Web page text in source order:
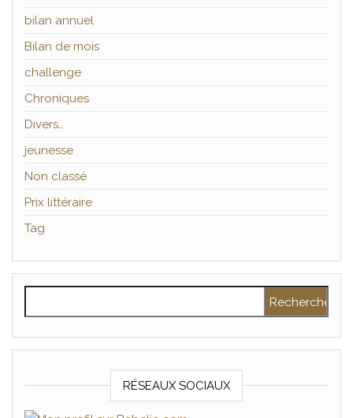
bilan annuel
Bilan de mois
challenge
Chroniques
Divers…
jeunesse
Non classé
Prix littéraire
Tag
RÉSEAUX SOCIAUX